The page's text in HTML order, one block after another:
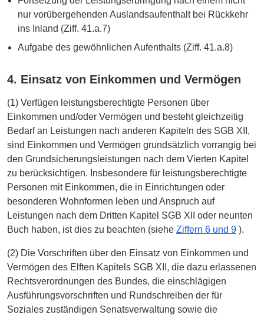
nur vorübergehenden Auslandsaufenthalt bei Rückkehr
ins Inland (Ziff. 41.a.7)
Aufgabe des gewöhnlichen Aufenthalts (Ziff. 41.a.8)
4. Einsatz von Einkommen und Vermögen
(1) Verfügen leistungsberechtigte Personen über
Einkommen und/oder Vermögen und besteht gleichzeitig
Bedarf an Leistungen nach anderen Kapiteln des SGB XII,
sind Einkommen und Vermögen grundsätzlich vorrangig bei
den Grundsicherungsleistungen nach dem Vierten Kapitel
zu berücksichtigen. Insbesondere für leistungsberechtigte
Personen mit Einkommen, die in Einrichtungen oder
besonderen Wohnformen leben und Anspruch auf
Leistungen nach dem Dritten Kapitel SGB XII oder neunten
Buch haben, ist dies zu beachten (siehe Ziffern 6 und 9 ).
(2) Die Vorschriften über den Einsatz von Einkommen und
Vermögen des Elften Kapitels SGB XII, die dazu erlassenen
Rechtsverordnungen des Bundes, die einschlägigen
Ausführungsvorschriften und Rundschreiben der für
Soziales zuständigen Senatsverwaltung sowie die